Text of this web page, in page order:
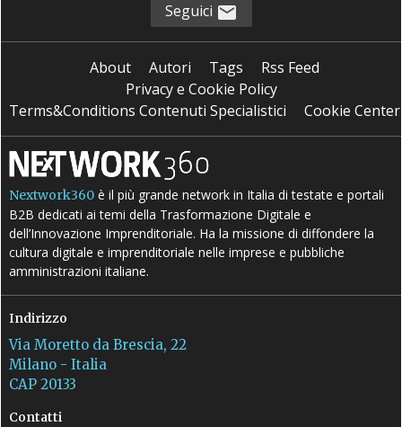
Seguici
About Autori Tags
Rss Feed
Privacy e Cookie Policy
Terms&Conditions Contenuti Specialistici
Cookie Center
Nextwork360 è il più grande network in Italia di testate e portali
B2B dedicati ai temi della Trasformazione Digitale e
dell’Innovazione Imprenditoriale. Ha la missione di diffondere la
cultura digitale e imprenditoriale nelle imprese e pubbliche
amministrazioni italiane.
Indirizzo
Via Moretto da Brescia, 22
Milano - Italia
CAP 20133
Contatti